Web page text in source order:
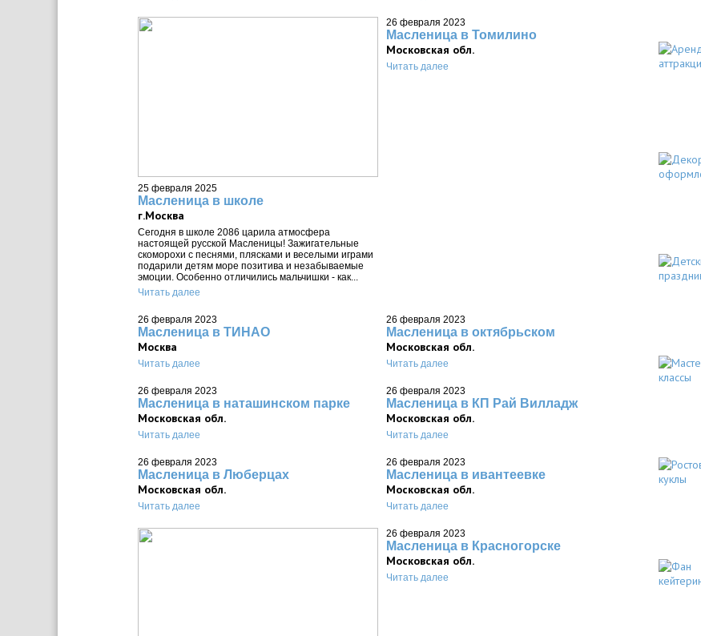
25 февраля 2025
Масленица в школе
г.Москва
Сегодня в школе 2086 царила атмосфера
настоящей русской Масленицы! Зажигательные
скоморохи с песнями, плясками и веселыми играми
подарили детям море позитива и незабываемые
эмоции. Особенно отличились мальчишки - как...
Читать далее
26 февраля 2023
Масленица в Томилино
Московская обл.
Читать далее
26 февраля 2023
Масленица в ТИНАО
Москва
Читать далее
26 февраля 2023
Масленица в октябрьском
Московская обл.
Читать далее
26 февраля 2023
Масленица в наташинском парке
Московская обл.
Читать далее
26 февраля 2023
Масленица в КП Рай Вилладж
Московская обл.
Читать далее
26 февраля 2023
Масленица в Люберцах
Московская обл.
Читать далее
26 февраля 2023
Масленица в ивантеевке
Московская обл.
Читать далее
26 февраля 2023
Масленица в Красногорске
Московская обл.
Читать далее